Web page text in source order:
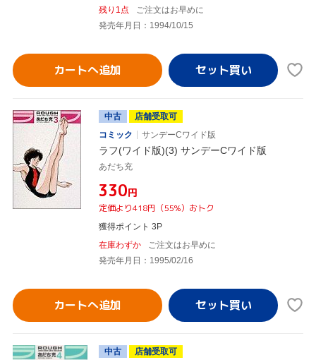
残り1点
ご注文はお早めに
発売年月日：1994/10/15
カートへ追加
中古
店舗受取可
コミック
サンデーCワイド版
ラフ(ワイド版)(3) サンデーCワイド版
あだち充
¥330円
定価より418円（55%）おトク
獲得ポイント 3P
在庫わずか
ご注文はお早めに
発売年月日：1995/02/16
カートへ追加
中古
店舗受取可